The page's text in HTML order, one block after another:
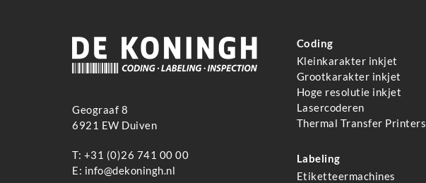
Geograaf 8
6921 EW Duiven
T: +31 (0)26 741 00 00
E: info@dekoningh.nl
Coding
Kleinkarakter inkjet
Grootkarakter inkjet
Hoge resolutie inkjet
Lasercoderen
Thermal Transfer Printers
Labeling
Etiketteermachines